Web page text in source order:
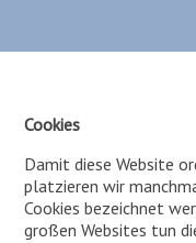
Cookies
Damit diese Website
platzieren wir
Cookies bezeichnet
großen Websites tun